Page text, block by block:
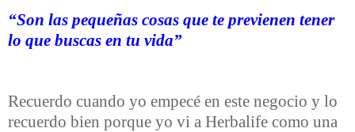
“Son las pequeñas cosas que te previenen tener
lo que buscas en tu vida”
Recuerdo cuando yo empecé en este negocio y lo
recuerdo bien porque yo vi a Herbalife como una